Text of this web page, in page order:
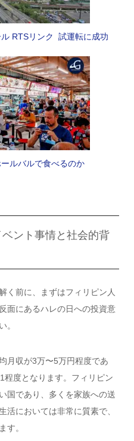
RTSリンク 試運転に成功
ルバルで食べるのか
ント事情と社会的背
く前に、まずはフィリピン人
面にあるハレの日への投資意
。
月収が3万〜5万円程度であ
程度となります。フィリピン
国であり、多くを家族への送
活においては非常に質素で、
す。